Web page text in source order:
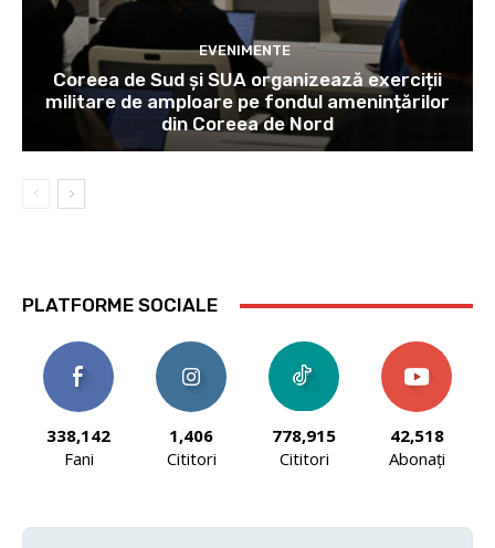
EVENIMENTE
Coreea de Sud și SUA organizează exerciții
militare de amploare pe fondul amenințărilor
din Coreea de Nord
PLATFORME SOCIALE
338,142
Fani
1,406
Cititori
778,915
Cititori
42,518
Abonați